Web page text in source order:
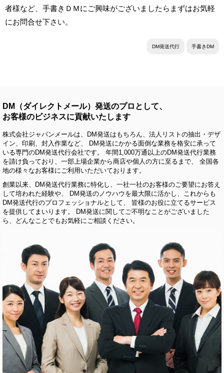
者様など、手書きＤＭにご興味がございましたらまずはお気軽
にお問合せ下さい。
DM発送代行 手書きDM
DM（ダイレクトメール）発送のプロとして、
お客様のビジネスに貢献いたします
株式会社ジャパンメールは、DM発送はもちろん、法人リストの抽出・デザ
イン、印刷、封入作業など、 DM発送にかかる面倒な業務を格安に承って
いる専門のDM発送代行会社です。 年間1,000万通以上のDM発送代行業務
を請け負っており、一部上場企業から商店や個人の方に至るまで、 全国各
地の様々なお客様にご利用いただいております。
創業以来、DM発送代行業務に特化し、一社一社のお客様のご要望にお答え
して培われた経験や、 DM発送のノウハウを最大限に活かし、これからも
DM発送代行のプロフェッショナルとして、 皆様のお役に立てるサービス
を提供してまいります。 DM発送に関してご不明なことがございました
ら、どんなことでもお気軽にご相談ください。